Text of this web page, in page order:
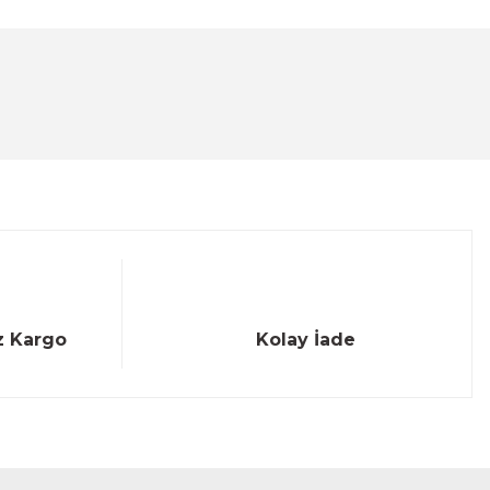
Kargo Kolay İade